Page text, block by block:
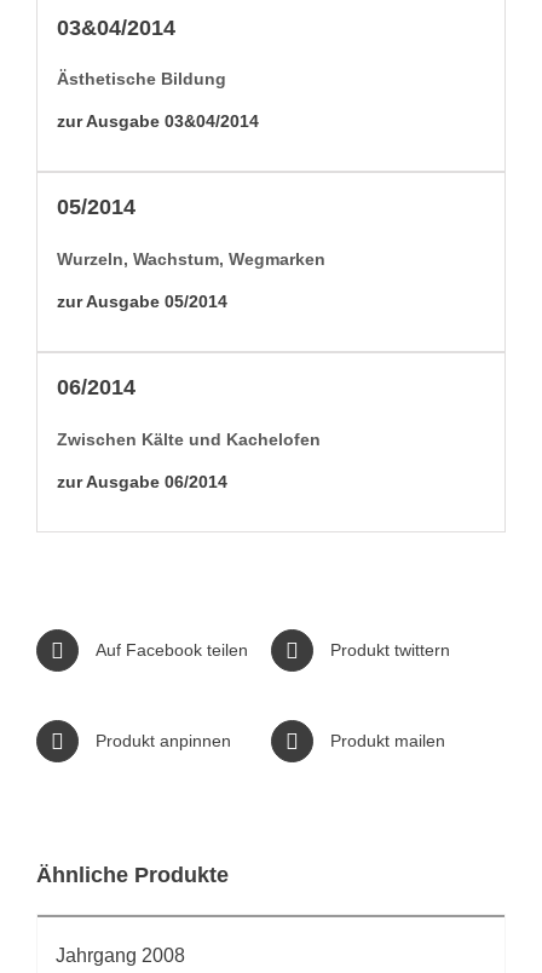
03&04/2014
Ästhetis­che Bildung
zur Aus­gabe 03&04/2014
05/2014
Wurzeln, Wach­s­tum, Wegmarken
zur Aus­gabe 05/2014
06/2014
Zwis­chen Kälte und Kachelofen
zur Aus­gabe 06/2014
Auf Facebook teilen Produkt twittern
Produkt anpinnen Produkt mailen
Ähnliche Produkte
Jahrgang 2008